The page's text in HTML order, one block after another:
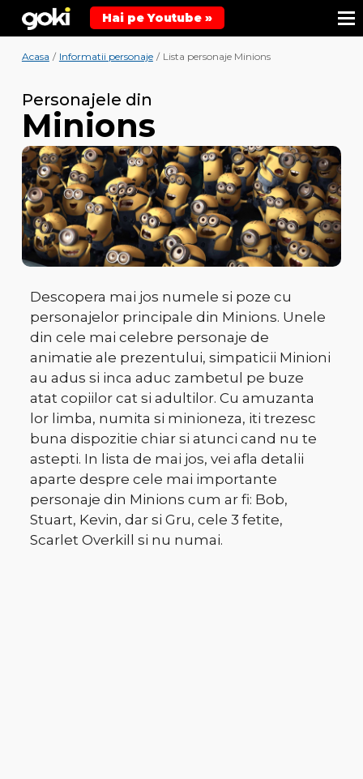
Hai pe Youtube »
Acasa / Informatii personaje / Lista personaje Minions
Personajele din
Minions
Descopera mai jos numele si poze cu
personajelor principale din Minions. Unele
din cele mai celebre personaje de
animatie ale prezentului, simpaticii Minioni
au adus si inca aduc zambetul pe buze
atat copiilor cat si adultilor. Cu amuzanta
lor limba, numita si minioneza, iti trezesc
buna dispozitie chiar si atunci cand nu te
astepti. In lista de mai jos, vei afla detalii
aparte despre cele mai importante
personaje din Minions cum ar fi: Bob,
Stuart, Kevin, dar si Gru, cele 3 fetite,
Scarlet Overkill si nu numai.